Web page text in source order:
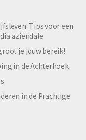
Tips voor een
aziendale
je jouw bereik!
in de Achterhoek
in de Prachtige